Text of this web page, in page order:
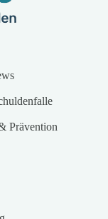
Prävention